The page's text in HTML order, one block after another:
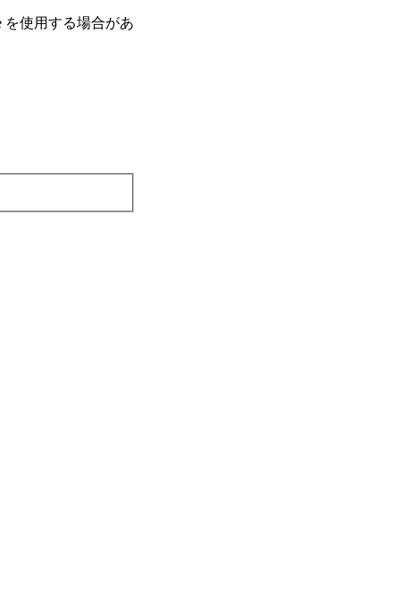
使⽤する場合があ